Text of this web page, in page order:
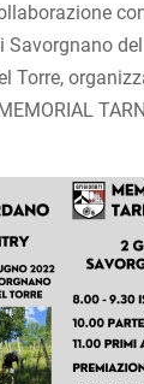
Savorgnano
Torre,